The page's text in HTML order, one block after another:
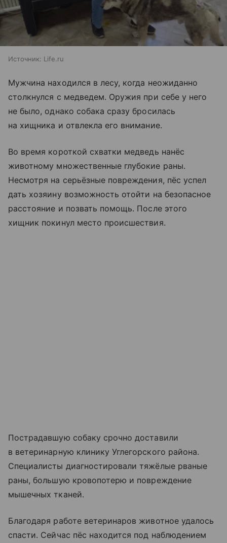
Источник: Life.ru
Мужчина находился в лесу, когда неожиданно
столкнулся с медведем. Оружия при себе у него
не было, однако собака сразу бросилась
на хищника и отвлекла его внимание.
Во время короткой схватки медведь нанёс
животному множественные глубокие раны.
Несмотря на серьёзные повреждения, пёс успел
дать хозяину возможность отойти на безопасное
расстояние и позвать помощь. После этого
хищник покинул место происшествия.
Пострадавшую собаку срочно доставили
в ветеринарную клинику Углегорского района.
Специалисты диагностировали тяжёлые рваные
раны, большую кровопотерю и повреждение
мышечных тканей.
Благодаря работе ветеринаров животное удалось
спасти. Сейчас пёс находится под наблюдением